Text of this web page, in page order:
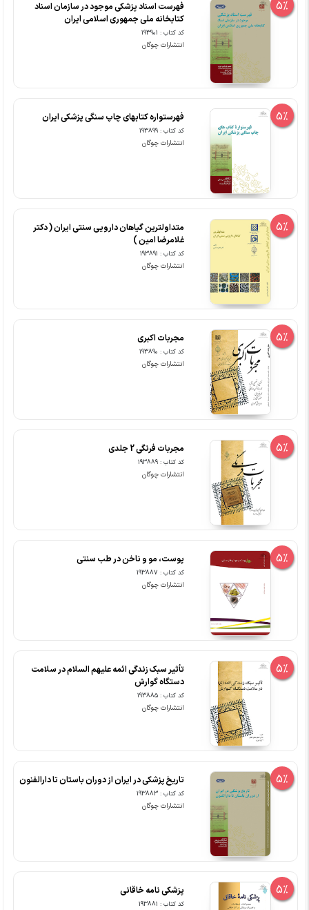
5%
فهرست اسناد پزشکی موجود در سازمان اسناد
کتابخانه ملی جمهوری اسلامی ایران
کد کتاب : 193901
انتشارات چوگان
5% فهرستواره کتابهای چاپ سنگی پزشکی ایران
کد کتاب : 193899
انتشارات چوگان
5%
متداولترین گیاهان دارویی سنتی ایران ( دکتر
غلامرضا امین )
کد کتاب : 193891
انتشارات چوگان
5% مجربات اکبری
کد کتاب : 193890
انتشارات چوگان
5% مجربات فرنگی 2 جلدی
کد کتاب : 193889
انتشارات چوگان
5% پوست، مو و ناخن در طب سنتی
کد کتاب : 193887
انتشارات چوگان
5%
تأثیر سبک زندگی ائمه علیهم السلام در سلامت
دستگاه گوارش
کد کتاب : 193885
انتشارات چوگان
5% تاریخ پزشکی در ایران از دوران باستان تا دارالفنون
کد کتاب : 193883
انتشارات چوگان
5% پزشکی نامه خاقانی
کد کتاب : 193881